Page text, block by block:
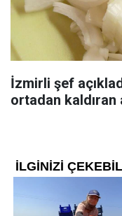
İzmirli şef
ortadan kaldıran